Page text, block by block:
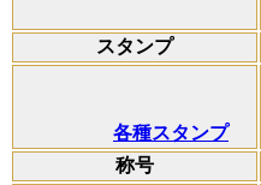
スタンプ
各種スタンプ
称号